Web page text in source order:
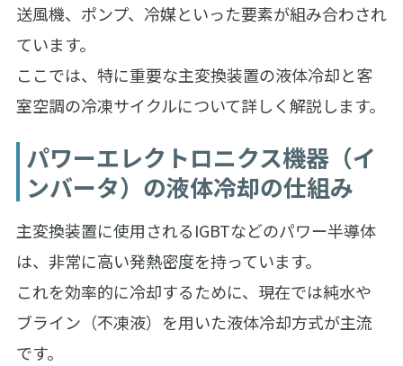
送風機、ポンプ、冷媒といった要素が組み合わされ
ています。
ここでは、特に重要な主変換装置の液体冷却と客
室空調の冷凍サイクルについて詳しく解説します。
パワーエレクトロニクス機器（イ
ンバータ）の液体冷却の仕組み
主変換装置に使用されるIGBTなどのパワー半導体
は、非常に高い発熱密度を持っています。
これを効率的に冷却するために、現在では純水や
ブライン（不凍液）を用いた液体冷却方式が主流
です。